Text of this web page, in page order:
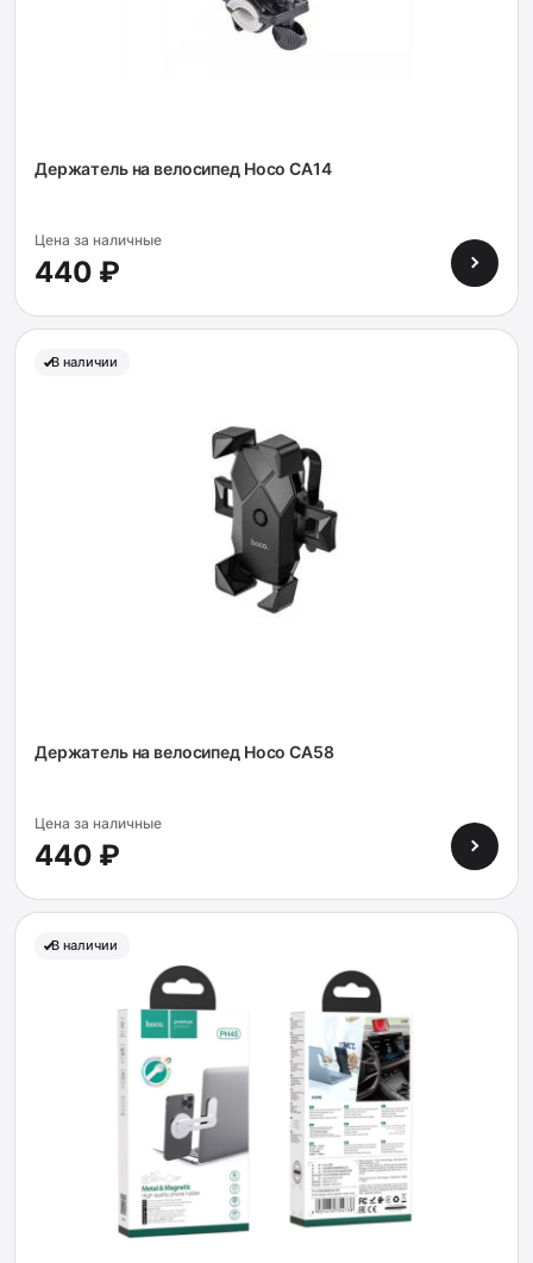
Держатель на велосипед Hoco CA14
Цена за наличные
440 ₽
В наличии
Держатель на велосипед Hoco CA58
Цена за наличные
440 ₽
В наличии